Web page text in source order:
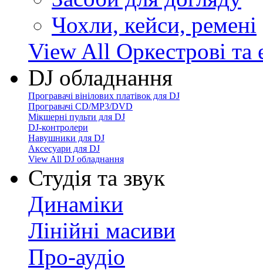
Чохли, кейси, ремені
View All Оркестрові та
DJ обладнання
Програвачі вінілових платівок для DJ
Програвачі CD/MP3/DVD
Мікшерні пульти для DJ
DJ-контролери
Навушники для DJ
Аксесуари для DJ
View All DJ обладнання
Студія та звук
Динаміки
Лінійні масиви
Про-аудіо